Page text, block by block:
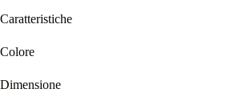
Caratteristiche
Colore
Dimensione